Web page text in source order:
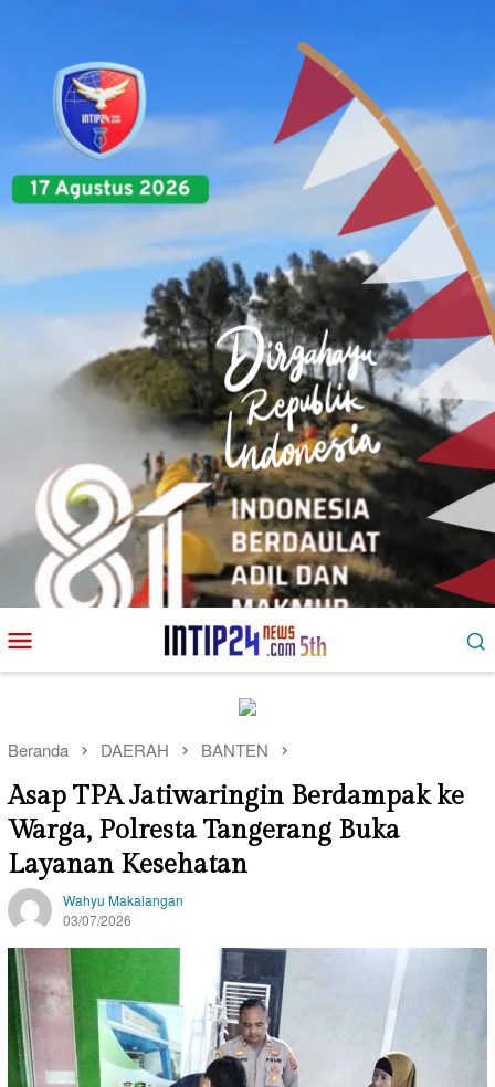
ke
kontenMobile
Beranda DAERAH BANTEN
Asap TPA Jatiwaringin Berdampak ke
Warga, Polresta Tangerang Buka
Layanan Kesehatan
Wahyu Makalangan
03/07/2026